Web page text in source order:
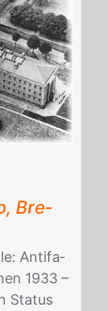
Bre­
An­ti­fa­
1933 –
Sta­tus